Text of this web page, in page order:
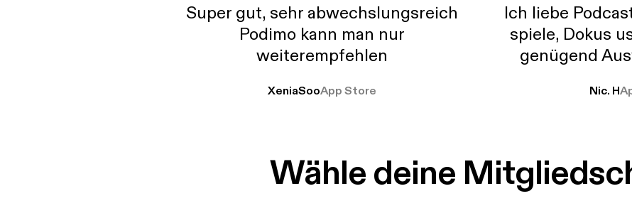
Super gut, sehr abwechslungsreich
Podimo kann man nur
weiterempfehlen
XeniaSooApp Store
Ich liebe
spiele, Dokus
genügend
Nic. H
Wähle deine